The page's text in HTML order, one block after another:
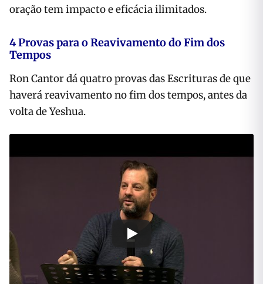
oração tem impacto e eficácia ilimitados.
4 Provas para o Reavivamento do Fim dos
Tempos
Ron Cantor dá quatro provas das Escrituras de que
haverá reavivamento no fim dos tempos, antes da
volta de Yeshua.